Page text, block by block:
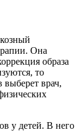
Она
образа
то
выберет врач,
у детей. В него